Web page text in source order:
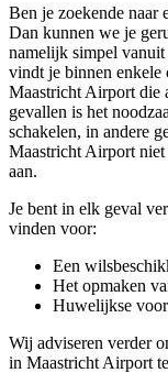
Ben je zoekende naar
Dan kunnen we je
namelijk simpel
vindt je binnen enkele
Maastricht Airport die
gevallen is het
schakelen, in andere
Maastricht Airport niet
aan.
Je bent in elk geval
vinden voor:
Een
Het opmaken
Huwelijkse
Wij adviseren verder
in Maastricht Airport